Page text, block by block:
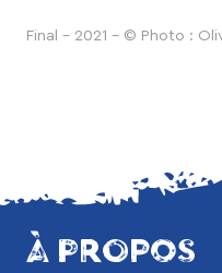
Final - 2021 - © Photo :
À PROPOS